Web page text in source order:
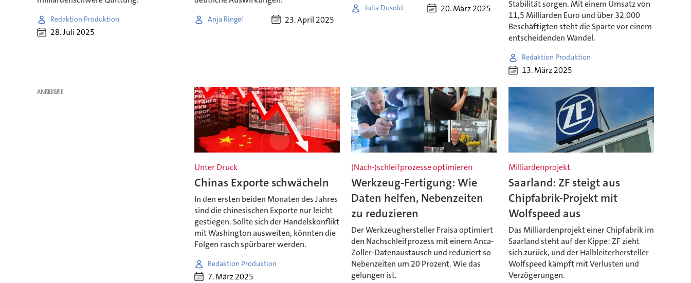
Redaktion Produktion
28. Juli 2025
Anja Ringel 23. April 2025
Julia Dusold 20. März 2025
Stabilität sorgen. Mit einem Umsatz von
11,5 Milliarden Euro und über 32.000
Beschäftigten steht die Sparte vor einem
entscheidenden Wandel.
Redaktion Produktion
13. März 2025
ANZEIGE
Unter Druck
Chinas Exporte schwächeln
In den ersten beiden Monaten des Jahres
sind die chinesischen Exporte nur leicht
gestiegen. Sollte sich der Handelskonflikt
mit Washington ausweiten, könnten die
Folgen rasch spürbarer werden.
Redaktion Produktion
7. März 2025
(Nach-)schleifprozesse optimieren
Werkzeug-Fertigung: Wie
Daten helfen, Nebenzeiten
zu reduzieren
Der Werkzeughersteller Fraisa optimiert
den Nachschleifprozess mit einem Anca-
Zoller-Datenaustausch und reduziert so
Nebenzeiten um 20 Prozent. Wie das
gelungen ist.
Milliardenprojekt
Saarland: ZF steigt aus
Chipfabrik-Projekt mit
Wolfspeed aus
Das Milliardenprojekt einer Chipfabrik im
Saarland steht auf der Kippe: ZF zieht
sich zurück, und der Halbleiterhersteller
Wolfspeed kämpft mit Verlusten und
Verzögerungen.